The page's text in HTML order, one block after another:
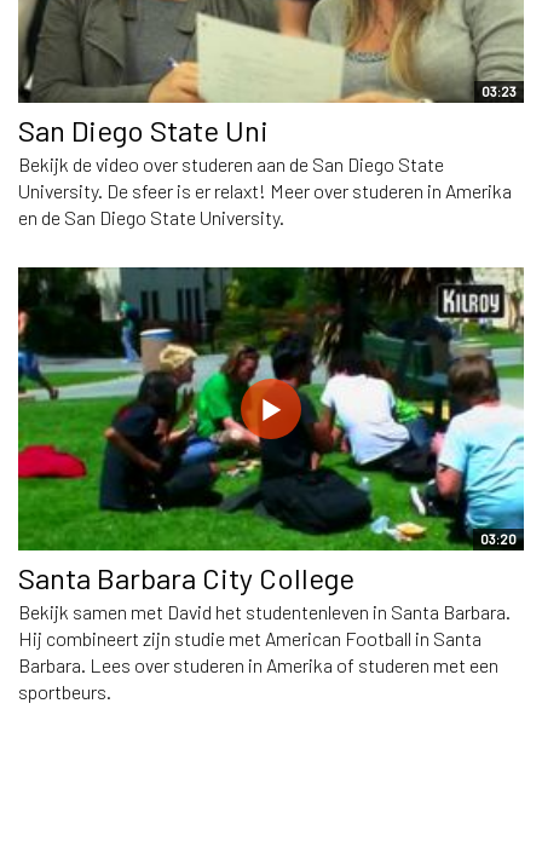
03:23
San Diego State Uni
Bekijk de video over studeren aan de San Diego State
University. De sfeer is er relaxt! Meer over studeren in Amerika
en de San Diego State University.
03:20
Santa Barbara City College
Bekijk samen met David het studentenleven in Santa Barbara.
Hij combineert zijn studie met American Football in Santa
Barbara. Lees over studeren in Amerika of studeren met een
sportbeurs.